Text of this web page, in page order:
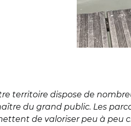
territoire dispose de
du grand public. Les
de valoriser peu à peu